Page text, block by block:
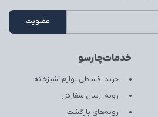
خدمات‌چارسو
خرید اقساطی لوازم آشپزخانه
رویه ارسال سفارش
رویه‌های بازگشت